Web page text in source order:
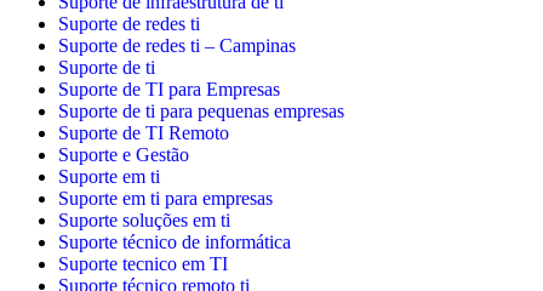
Suporte de redes ti
Suporte de redes ti – Campinas
Suporte de ti
Suporte de TI para Empresas
Suporte de ti para pequenas empresas
Suporte de TI Remoto
Suporte e Gestão
Suporte em ti
Suporte em ti para empresas
Suporte soluções em ti
Suporte técnico de informática
Suporte tecnico em TI
Suporte técnico remoto ti